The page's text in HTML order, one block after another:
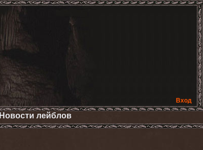
Вход
Новости лейблов